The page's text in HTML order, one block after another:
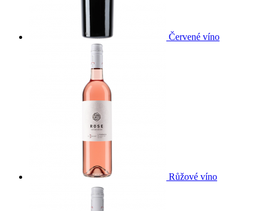
Červené víno
Růžové víno